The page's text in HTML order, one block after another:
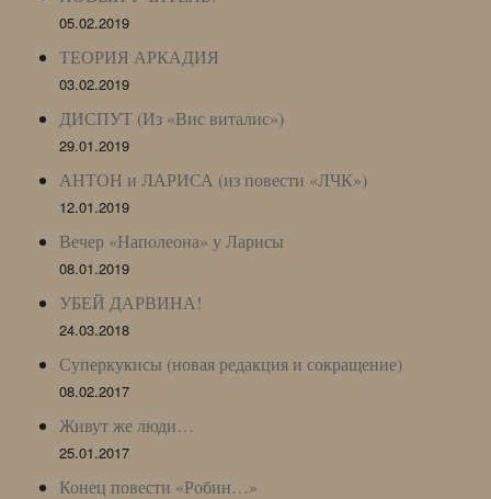
05.02.2019
ТЕОРИЯ АРКАДИЯ
03.02.2019
ДИСПУТ (Из «Вис виталис»)
29.01.2019
АНТОН и ЛАРИСА (из повести «ЛЧК»)
12.01.2019
Вечер «Наполеона» у Ларисы
08.01.2019
УБЕЙ ДАРВИНА!
24.03.2018
Суперкукисы (новая редакция и сокращение)
08.02.2017
Живут же люди…
25.01.2017
Конец повести «Робин…»